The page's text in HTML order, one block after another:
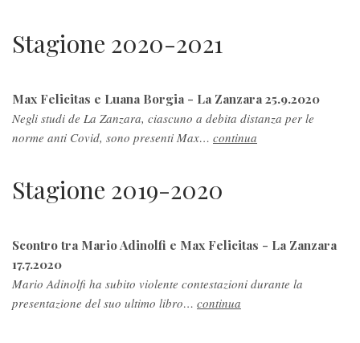
Stagione 2020-2021
Max Felicitas e Luana Borgia - La Zanzara 25.9.2020
Negli studi de La Zanzara, ciascuno a debita distanza per le
norme anti Covid, sono presenti Max… continua
Stagione 2019-2020
Scontro tra Mario Adinolfi e Max Felicitas - La Zanzara
17.7.2020
Mario Adinolfi ha subito violente contestazioni durante la
presentazione del suo ultimo libro… continua